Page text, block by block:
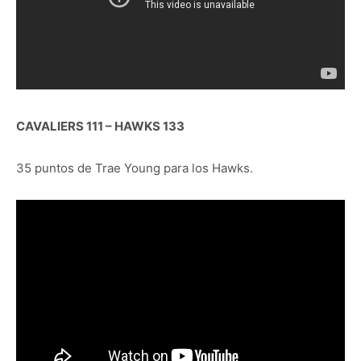
CAVALIERS 111 – HAWKS 133
35 puntos de Trae Young para los Hawks.